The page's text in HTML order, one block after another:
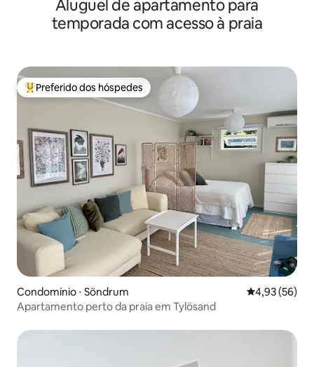
Aluguel de apartamento para
temporada com acesso à praia
Entre os melhores preferidos dos hóspedes
Preferido dos hóspedes
Condomínio ⋅ Söndrum 4,93 de uma
4,93 (56)
Apartamento perto da praia em Tylösand